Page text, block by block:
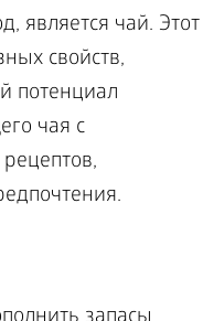
является чай. Этот
свойств,
потенциал
чая с